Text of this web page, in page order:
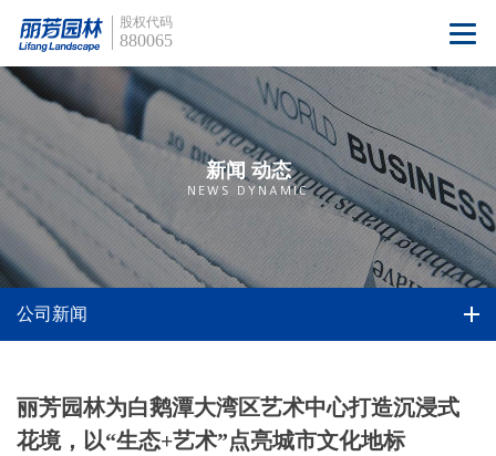
股权代码
880065
新闻 动态
NEWS DYNAMIC
公司新闻
丽芳园林为白鹅潭大湾区艺术中心打造沉浸式
花境，以“生态+艺术”点亮城市文化地标